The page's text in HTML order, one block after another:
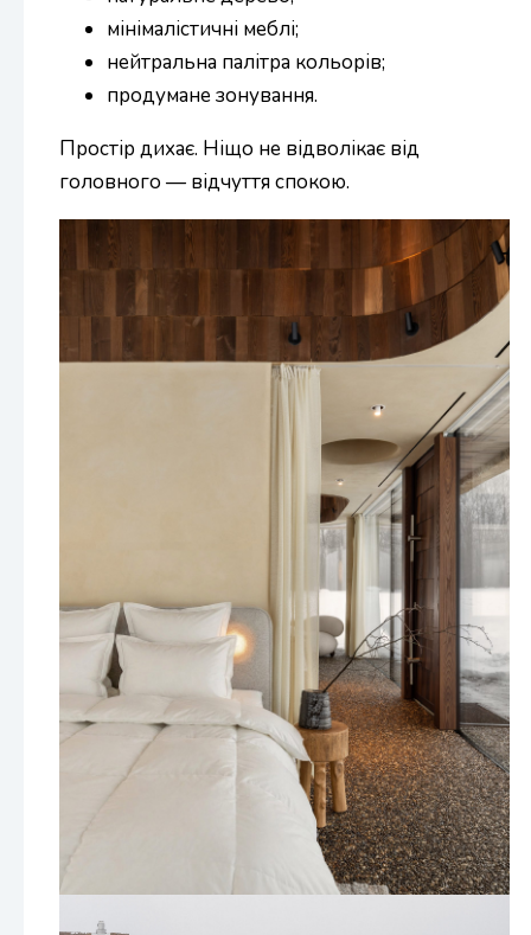
мінімалістичні меблі;
нейтральна палітра кольорів;
продумане зонування.
Простір дихає. Ніщо не відволікає від
головного — відчуття спокою.